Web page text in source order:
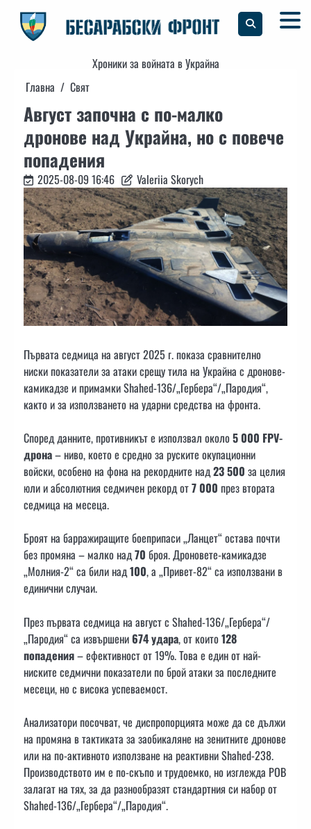
content
Хроники за войната в Украйна
Главна
Свят
Август започна с по-малко
дронове над Украйна, но с повече
попадения
2025-08-09 16:46 Valeriia Skorych
Първата седмица на август 2025 г. показа сравнително
ниски показатели за атаки срещу тила на Украйна с дронове-
камикадзе и примамки Shahed-136/„Гербера“/„Пародия“,
както и за използването на ударни средства на фронта.
Според данните, противникът е използвал около5 000 FPV-
дрона– ниво, което е средно за руските окупационни
войски, особено на фона на рекордните над23 500 за целия
юли и абсолютния седмичен рекорд от7 000 през втората
седмица на месеца.
Броят на барражиращите боеприпаси „Ланцет“ остава почти
без промяна – малко над70 броя. Дроновете-камикадзе
„Молния-2“ са били над100, а „Привет-82“ са използвани в
единични случаи.
През първата седмица на август с Shahed-136/„Гербера“/
„Пародия“ са извършени674 удара, от които128
попадения– ефективност от 19%. Това е един от най-
ниските седмични показатели по брой атаки за последните
месеци, но с висока успеваемост.
Анализатори посочват, че диспропорцията може да се дължи
на промяна в тактиката за заобикаляне на зенитните дронове
или на по-активното използване на реактивни Shahed-238.
Производството им е по-скъпо и трудоемко, но изглежда РОВ
залагат на тях, за да разнообразят стандартния си набор от
Shahed-136/„Гербера“/„Пародия“.